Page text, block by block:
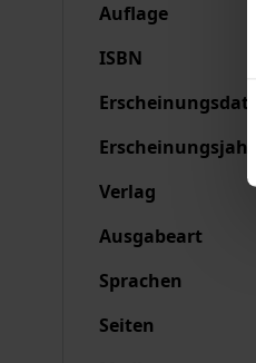
Auflage
ISBN
Erscheinungsjahr
Verlag
Ausgabeart
Sprachen
Seiten